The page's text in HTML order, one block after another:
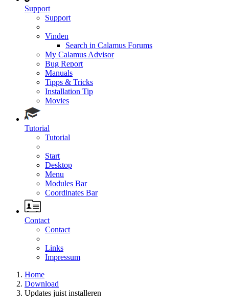
Support
Support
Vinden
Search in Calamus Forums
My Calamus Advisor
Bug Report
Manuals
Tipps & Tricks
Installation Tip
Movies
Tutorial
Tutorial
Start
Desktop
Menu
Modules Bar
Coordinates Bar
Contact
Contact
Links
Impressum
Home
Download
Updates juist installeren